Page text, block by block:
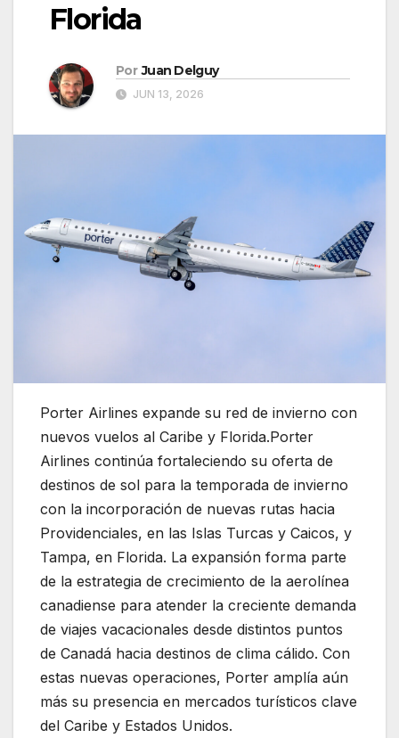
Florida
Por Juan Delguy
JUN 13, 2026
Porter Airlines expande su red de invierno con
nuevos vuelos al Caribe y Florida.Porter
Airlines continúa fortaleciendo su oferta de
destinos de sol para la temporada de invierno
con la incorporación de nuevas rutas hacia
Providenciales, en las Islas Turcas y Caicos, y
Tampa, en Florida. La expansión forma parte
de la estrategia de crecimiento de la aerolínea
canadiense para atender la creciente demanda
de viajes vacacionales desde distintos puntos
de Canadá hacia destinos de clima cálido. Con
estas nuevas operaciones, Porter amplía aún
más su presencia en mercados turísticos clave
del Caribe y Estados Unidos.